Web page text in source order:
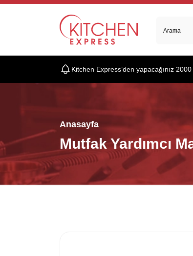
Kitchen Express’den yapacağınız
Anasayfa
Mutfak Yardımcı